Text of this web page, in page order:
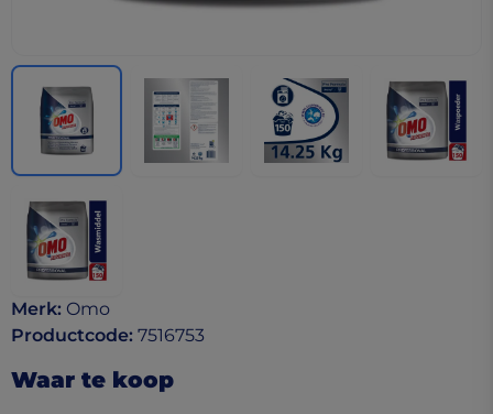
Merk: Omo
Productcode: 7516753
Waar te koop